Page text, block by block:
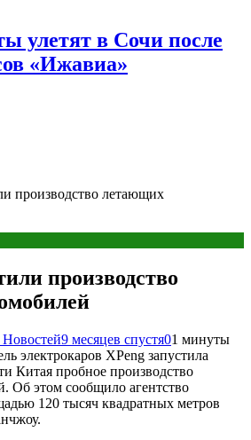
улетят в Сочи после
«Ижавиа»
производство летающих
производство
9 месяцев спустя01 минуты
электрокаров XPeng запустила
Китая пробное производство
Об этом сообщило агентство
120 тысяч квадратных метров